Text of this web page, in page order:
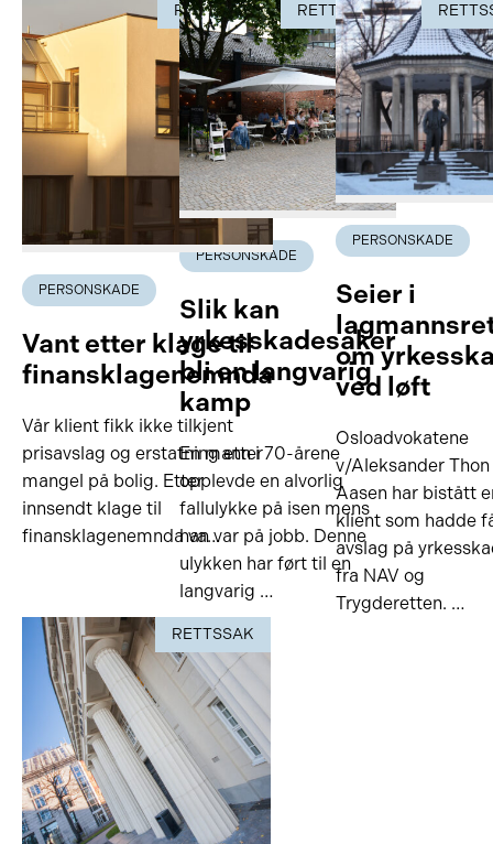
RETTSSAK
PERSONSKADE
Vant etter klage til
finansklagenemnda
Vår klient fikk ikke tilkjent
prisavslag og erstatning etter
mangel på bolig. Etter
innsendt klage til
finansklagenemnda va…
RETTSSAK
PERSONSKADE
Slik kan
yrkesskadesaker
bli en langvarig
kamp
En mann i 70-årene
opplevde en alvorlig
fallulykke på isen mens
han var på jobb. Denne
ulykken har ført til en
langvarig …
PERSONSKADE
Seier i
om
ved løft
Osloadvokatene
v/Aleksander Thon
Aasen har bistått
klient som hadde
avslag på
fra NAV og
Trygderetten. …
RETTSSAK